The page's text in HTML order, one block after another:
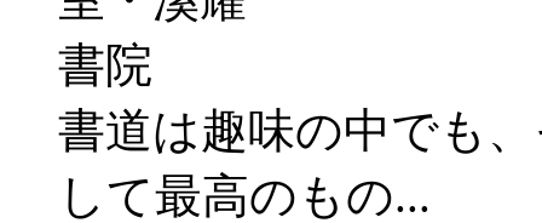
書道は趣味の中でも
して最高のもの...